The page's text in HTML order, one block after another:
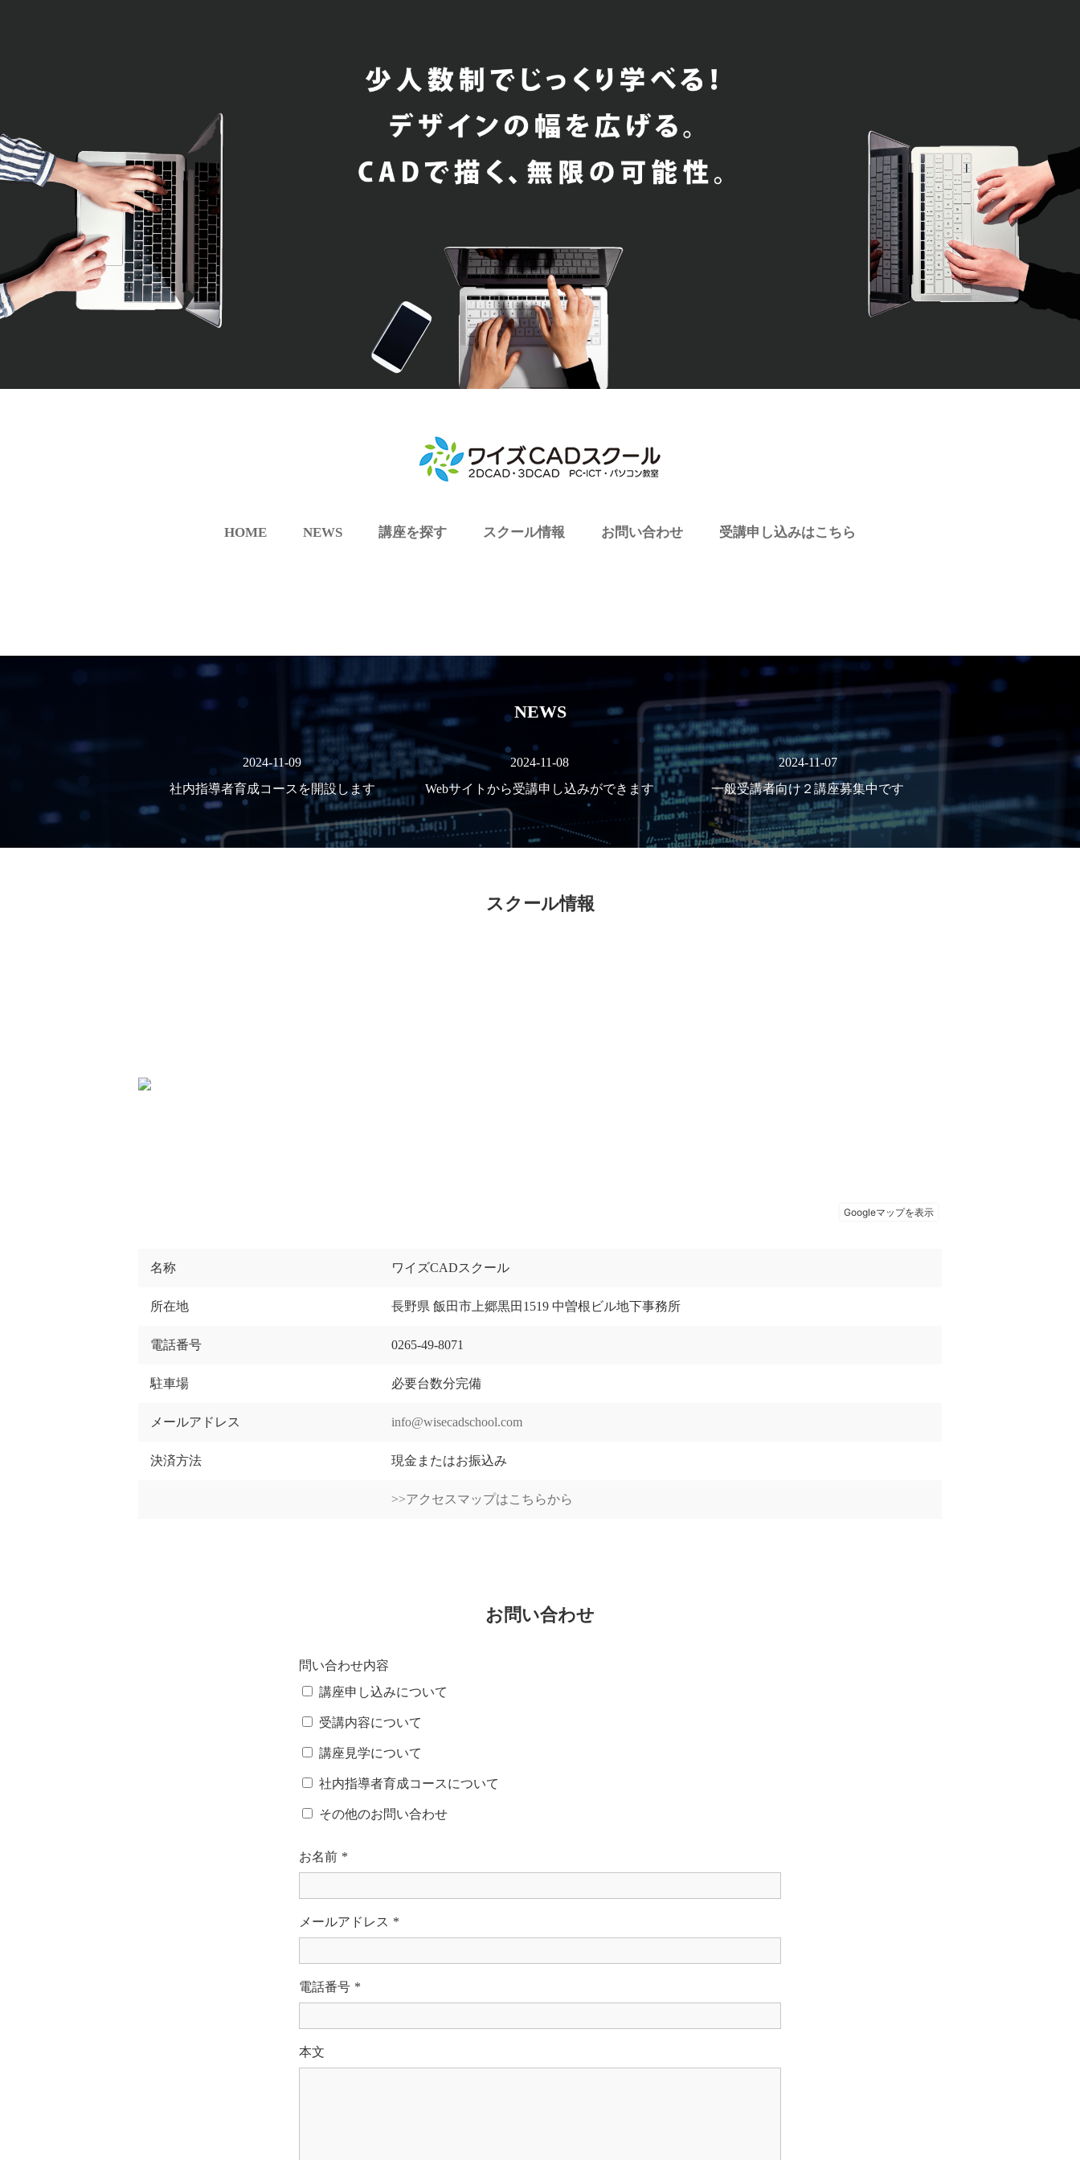
HOME NEWS 講座を探す スクール情報 お問い合わせ 受講申し込みはこちら
NEWS
2024-11-09
社内指導者育成コースを開設します
2024-11-08
Webサイトから受講申し込みができます
2024-11-07
一般受講者向け２講座募集中です
スクール情報
名称 ワイズCADスクール
所在地 長野県 飯田市上郷黒田1519 中曽根ビル地下事務所
電話番号 0265-49-8071
駐車場 必要台数分完備
メールアドレス info@wisecadschool.com
決済方法 現金またはお振込み
>>アクセスマップはこちらから
お問い合わせ
問い合わせ内容
講座申し込みについて
受講内容について
講座見学について
社内指導者育成コースについて
その他のお問い合わせ
お名前 *
メールアドレス *
電話番号 *
本文